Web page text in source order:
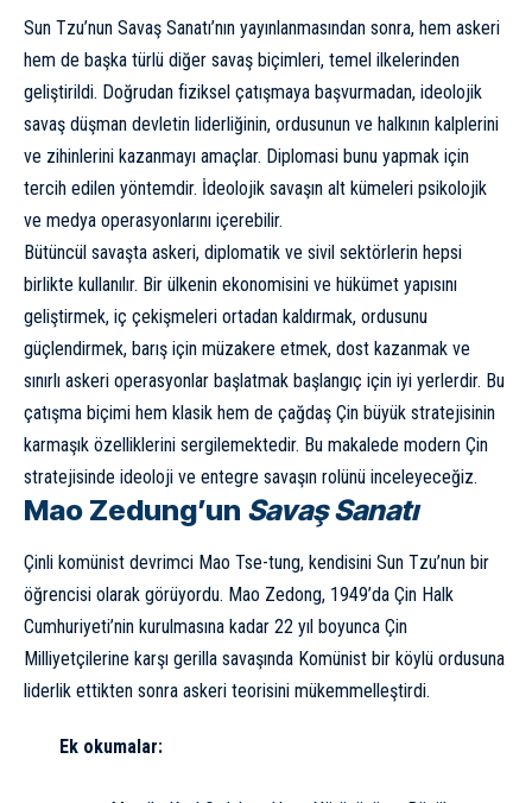
Sun Tzu’nun Savaş Sanatı’nın yayınlanmasından sonra, hem askeri
hem de başka türlü diğer savaş biçimleri, temel ilkelerinden
geliştirildi. Doğrudan fiziksel çatışmaya başvurmadan, ideolojik
savaş düşman devletin liderliğinin, ordusunun ve halkının kalplerini
ve zihinlerini kazanmayı amaçlar. Diplomasi bunu yapmak için
tercih edilen yöntemdir. İdeolojik savaşın alt kümeleri psikolojik
ve medya operasyonlarını içerebilir.
Bütüncül savaşta askeri, diplomatik ve sivil sektörlerin hepsi
birlikte kullanılır. Bir ülkenin ekonomisini ve hükümet yapısını
geliştirmek, iç çekişmeleri ortadan kaldırmak, ordusunu
güçlendirmek, barış için müzakere etmek, dost kazanmak ve
sınırlı askeri operasyonlar başlatmak başlangıç için iyi yerlerdir. Bu
çatışma biçimi hem klasik hem de çağdaş Çin büyük stratejisinin
karmaşık özelliklerini sergilemektedir. Bu makalede modern Çin
stratejisinde ideoloji ve entegre savaşın rolünü inceleyeceğiz.
Mao Zedung’un Savaş Sanatı
Çinli komünist devrimci Mao Tse-tung, kendisini Sun Tzu’nun bir
öğrencisi olarak görüyordu. Mao Zedong, 1949’da Çin Halk
Cumhuriyeti’nin kurulmasına kadar 22 yıl boyunca Çin
Milliyetçilerine karşı gerilla savaşında Komünist bir köylü ordusuna
liderlik ettikten sonra askeri teorisini mükemmelleştirdi.
Ek okumalar: